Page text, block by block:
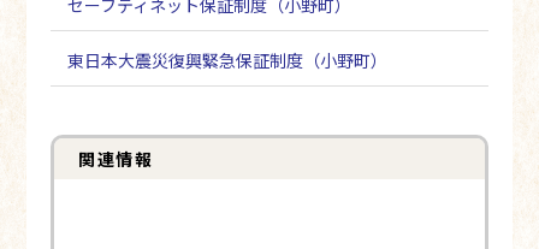
セーフティネット保証制度（小野町）
東日本大震災復興緊急保証制度（小野町）
関連情報